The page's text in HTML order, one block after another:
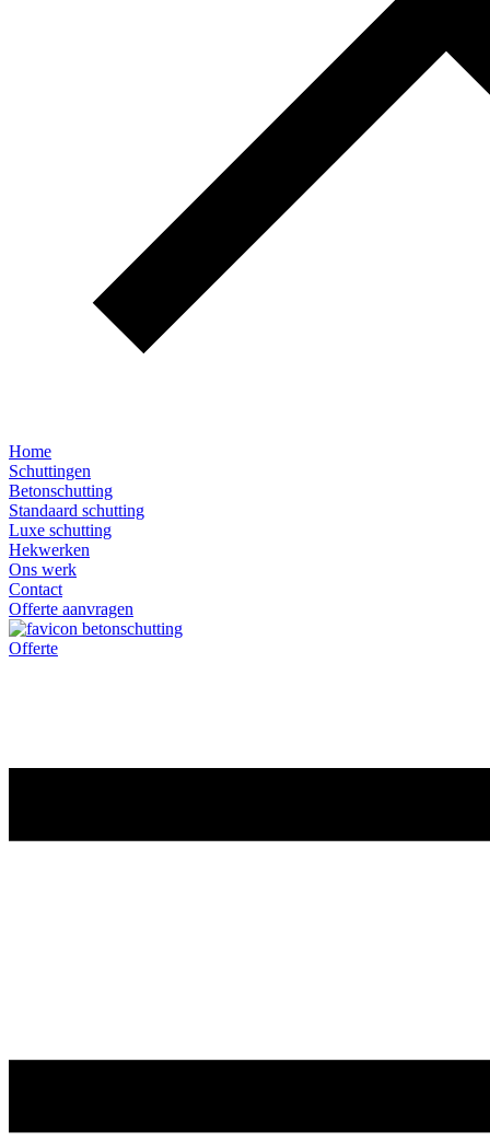
Home
Schuttingen
Betonschutting
Standaard schutting
Luxe schutting
Hekwerken
Ons werk
Contact
Offerte aanvragen
Offerte